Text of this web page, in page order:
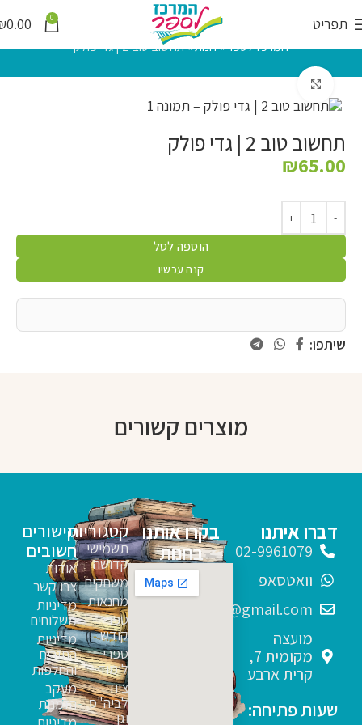
תפריט 0
0.00
המרכז לספר»חנות»תחשוב טוב 2 | גדי פולק
תחשוב טוב 2 | גדי פולק
₪65.00
הוספה לסל
קנה עכשיו
שיתפו:
מוצרים קשורים
קטגוריות
תשמישי
קדושה
משחקים
מחנאות
ספרי
קודש
ספרי
לימוד
ציוד
לביה"ס
וגן
קישורים
חשובים
אודות
צרו קשר
מדיניות
משלוחים
מדיניות
החזרים
והחלפות
מעקב
הזמנות
דברו איתנו
02-9961079
וואטסאפ
sfarim.k4@gmail.com
מועצה
מקומית 7,
קרית ארבע
שעות פתיחה:
בקרו אותנו
בחנות